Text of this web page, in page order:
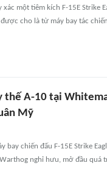
một tiêm kích F-15E Strike
cho là từ máy bay tác
thế A-10 tại
Mỹ
bay chiến đấu F-15E Strike
nghỉ hưu, mở đầu quá